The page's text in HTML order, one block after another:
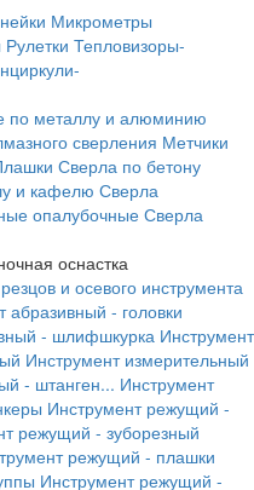
Микрометры
Рулетки Тепловизоры-
по металлу и алюминию
сверления Метчики
Сверла по бетону
и кафелю Сверла
опалубочныеСверла
оснастка
и осевого инструмента
абразивный - головки
- шлифшкурка Инструмент
Инструмент измерительный
- штанген... Инструмент
Инструмент режущий -
режущий - зуборезный
режущий - плашки
Инструмент режущий -